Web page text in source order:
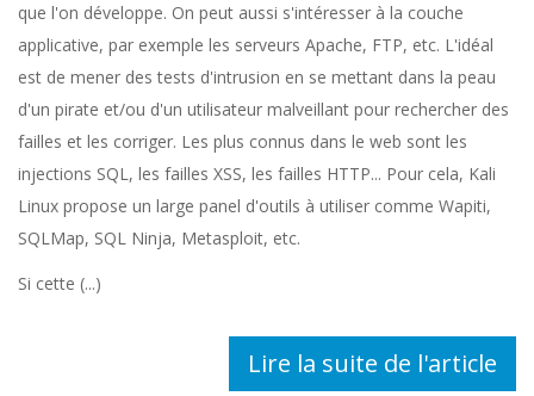
que l'on développe. On peut aussi s'intéresser à la couche
applicative, par exemple les serveurs Apache, FTP, etc. L'idéal
est de mener des tests d'intrusion en se mettant dans la peau
d'un pirate et/ou d'un utilisateur malveillant pour rechercher des
failles et les corriger. Les plus connus dans le web sont les
injections SQL, les failles XSS, les failles HTTP... Pour cela, Kali
Linux propose un large panel d'outils à utiliser comme Wapiti,
SQLMap, SQL Ninja, Metasploit, etc.
Si cette (...)
Lire la suite de l'article